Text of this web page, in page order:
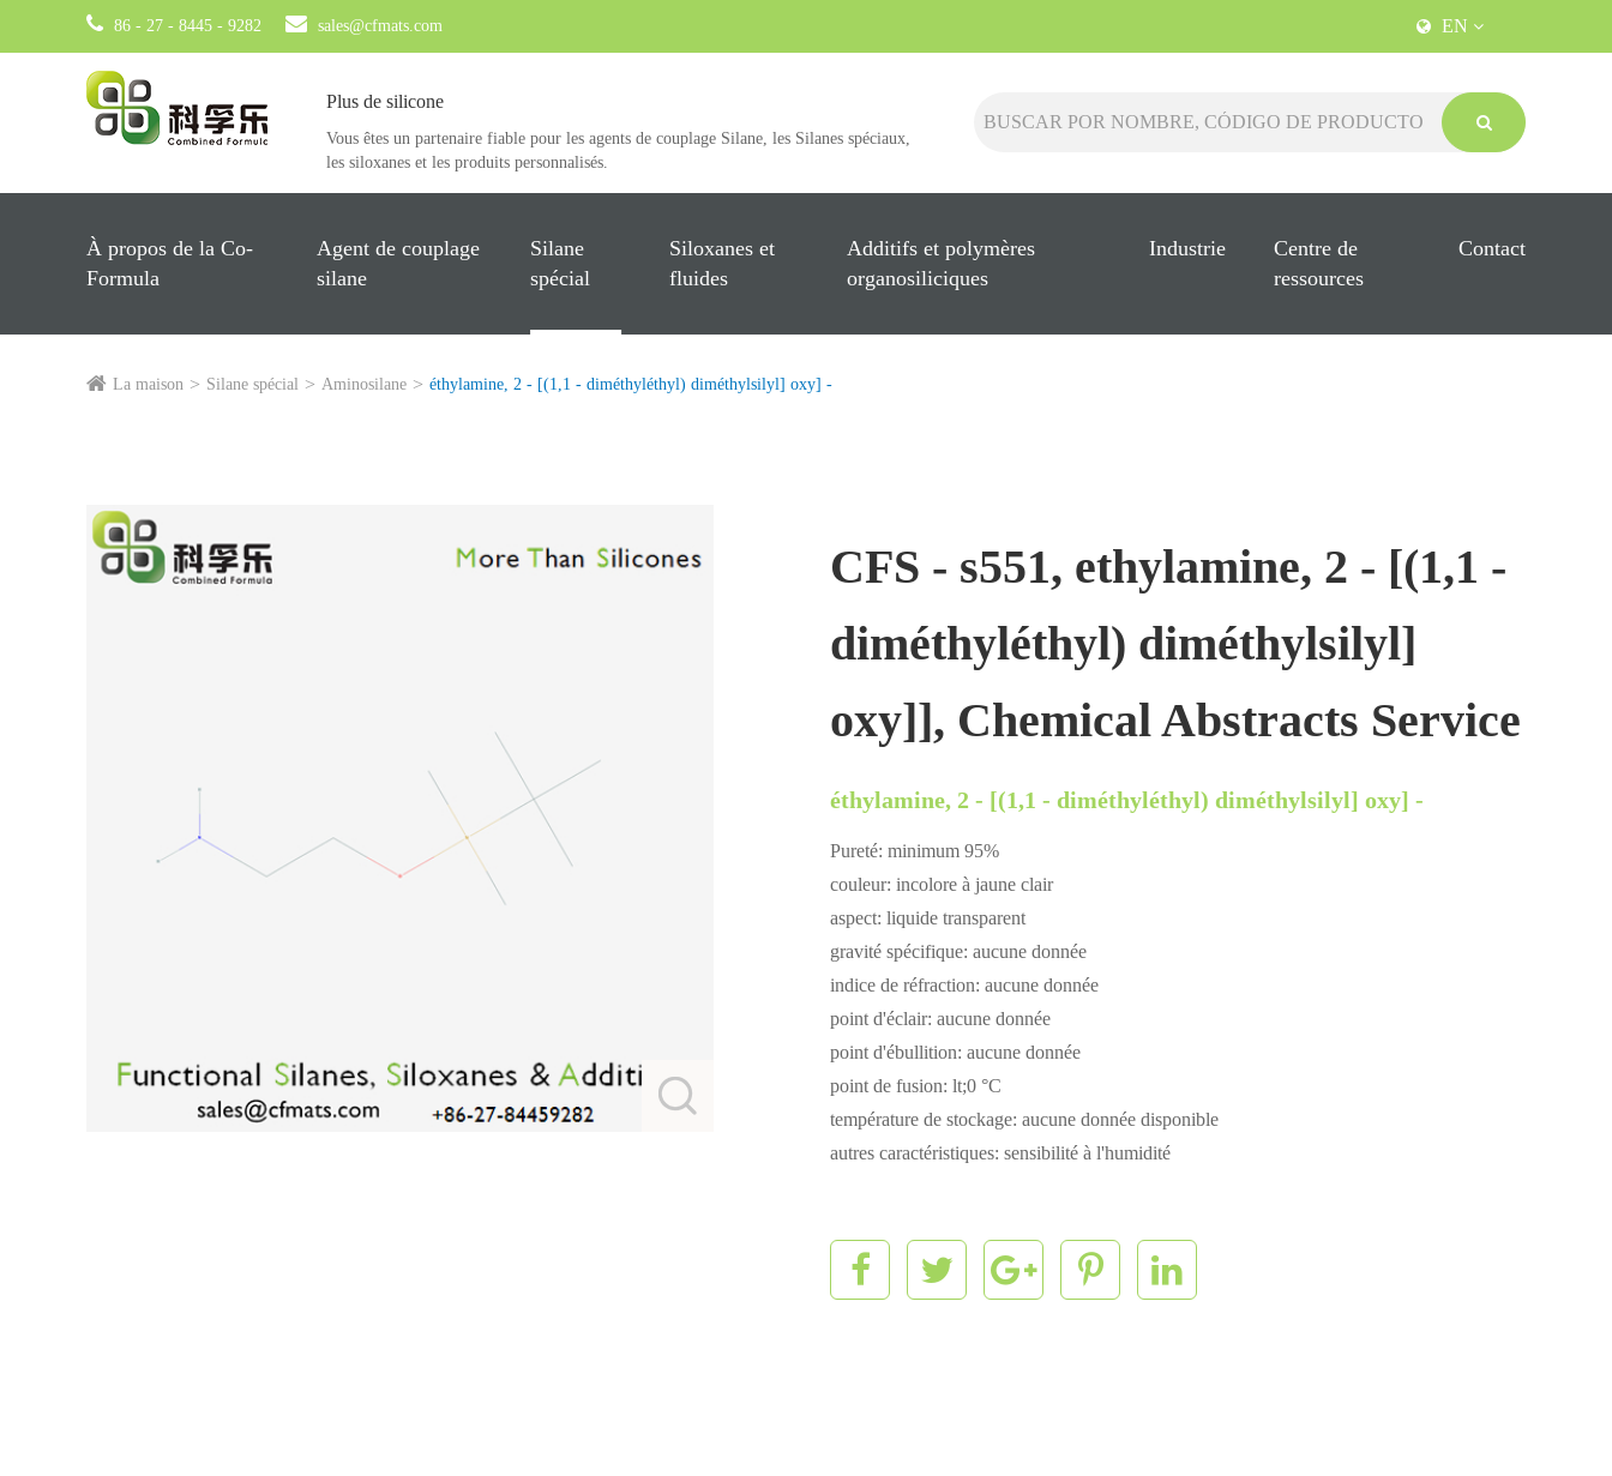
86 - 27 - 8445 - 9282 sales@cfmats.com EN
Plus de silicone
Vous êtes un partenaire fiable pour les agents de couplage Silane, les Silanes spéciaux,
les siloxanes et les produits personnalisés.
À propos de la Co-
Formula
Agent de couplage
silane
Silane
spécial
Siloxanes et
fluides
Additifs et polymères
organosiliciques
Industrie
Centre de
ressources
Contact
La maison Silane spécial Aminosilane éthylamine, 2 - [(1,1 - diméthyléthyl) diméthylsilyl] oxy] -
CFS - s551, ethylamine, 2 - [(1,1 -
diméthyléthyl) diméthylsilyl]
oxy]], Chemical Abstracts Service
éthylamine, 2 - [(1,1 - diméthyléthyl) diméthylsilyl] oxy] -
Pureté: minimum 95%
couleur: incolore à jaune clair
aspect: liquide transparent
gravité spécifique: aucune donnée
indice de réfraction: aucune donnée
point d'éclair: aucune donnée
point d'ébullition: aucune donnée
point de fusion: lt;0 °C
température de stockage: aucune donnée disponible
autres caractéristiques: sensibilité à l'humidité